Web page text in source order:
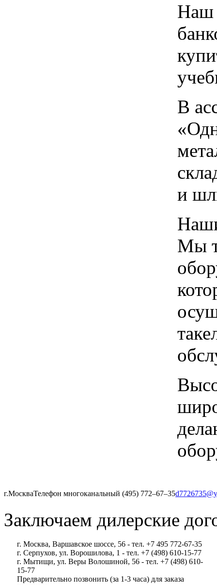
Наш
В
и
Мы
г.МоскваТелефон многоканальный (495) 772‒67‒35
Заключаем дилерские
г. Москва, Варшавское шоссе, 56 - тел. +7 495 772-67-35
г. Серпухов, ул. Ворошилова, 1 - тел. +7 (498) 610-15-77
г. Мытищи, ул. Веры Волошиной, 56 - тел. +7 (498) 610-
15-77
Предварительно позвонить (за 1-3 часа) для заказа